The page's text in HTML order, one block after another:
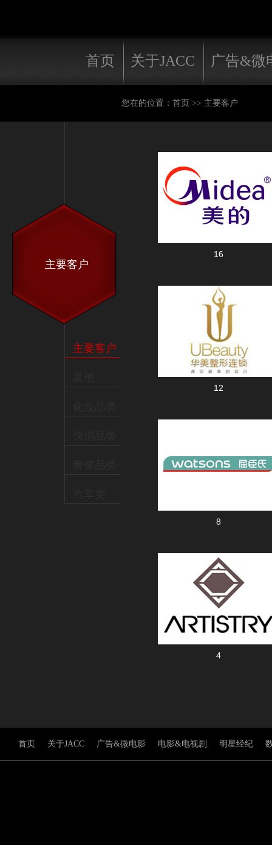
首页 关于JACC 广告&微
您在的位置：首页 >> 主要客户
主要客户
主要客户
16
12
8
4
首页 关于JACC 广告&微电影 电影&电视剧 明星经纪